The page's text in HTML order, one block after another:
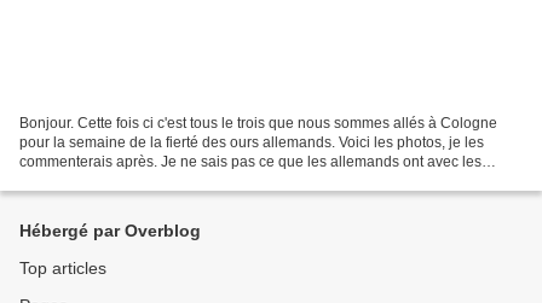
Bonjour. Cette fois ci c'est tous le trois que nous sommes allés à Cologne
pour la semaine de la fierté des ours allemands. Voici les photos, je les
commenterais après. Je ne sais pas ce que les allemands ont avec les
Hébergé par Overblog
Top articles